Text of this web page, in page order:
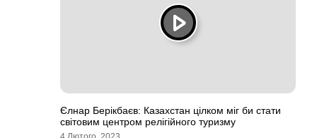
Єлнар Берікбаєв: Казахстан цілком міг би стати
світовим центром релігійного туризму